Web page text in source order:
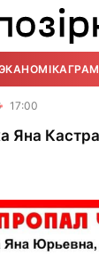
17:00
Яна